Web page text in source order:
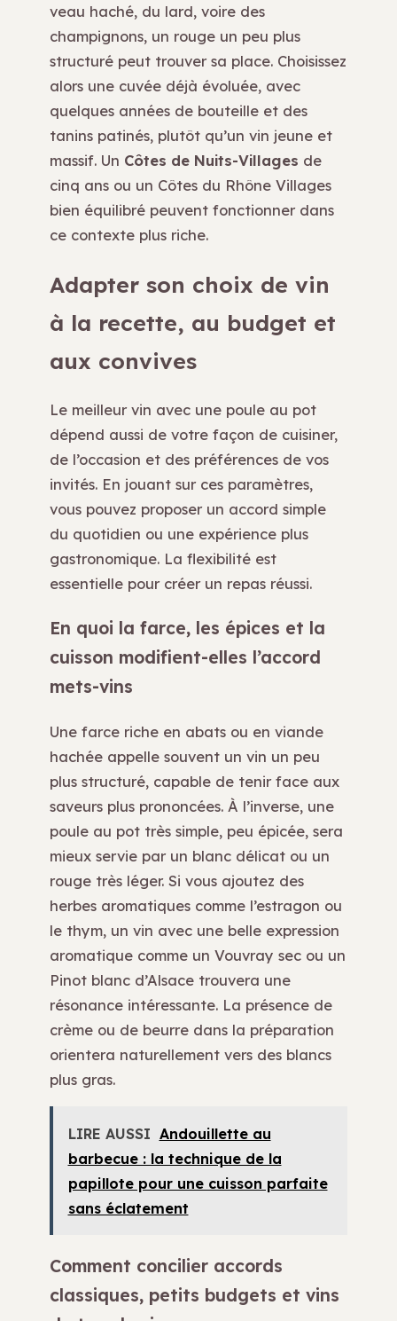
veau haché, du lard, voire des
champignons, un rouge un peu plus
structuré peut trouver sa place. Choisissez
alors une cuvée déjà évoluée, avec
quelques années de bouteille et des
tanins patinés, plutôt qu’un vin jeune et
massif. Un Côtes de Nuits-Villages de
cinq ans ou un Côtes du Rhône Villages
bien équilibré peuvent fonctionner dans
ce contexte plus riche.
Adapter son choix de vin
à la recette, au budget et
aux convives
Le meilleur vin avec une poule au pot
dépend aussi de votre façon de cuisiner,
de l’occasion et des préférences de vos
invités. En jouant sur ces paramètres,
vous pouvez proposer un accord simple
du quotidien ou une expérience plus
gastronomique. La flexibilité est
essentielle pour créer un repas réussi.
En quoi la farce, les épices et la
cuisson modifient-elles l’accord
mets-vins
Une farce riche en abats ou en viande
hachée appelle souvent un vin un peu
plus structuré, capable de tenir face aux
saveurs plus prononcées. À l’inverse, une
poule au pot très simple, peu épicée, sera
mieux servie par un blanc délicat ou un
rouge très léger. Si vous ajoutez des
herbes aromatiques comme l’estragon ou
le thym, un vin avec une belle expression
aromatique comme un Vouvray sec ou un
Pinot blanc d’Alsace trouvera une
résonance intéressante. La présence de
crème ou de beurre dans la préparation
orientera naturellement vers des blancs
plus gras.
LIRE AUSSI Andouillette au
barbecue : la technique de la
papillote pour une cuisson parfaite
sans éclatement
Comment concilier accords
classiques, petits budgets et vins